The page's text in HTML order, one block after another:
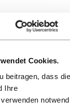
Cookies.
beitragen, dass die
Ihre
Produkten
für